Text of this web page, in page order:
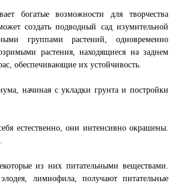
богатые возможности для творчества
создать подводный сад изумительной
группами растений, одновременно
растения, находящиеся на заднем
обеспечивающие их устойчивость.
начиная с укладки грунта и постройки
естественно, они интенсивно окрашены.
из них питательными веществами.
лимнофила, получают питательные